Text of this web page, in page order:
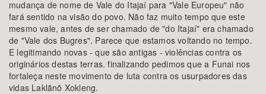
mudança de nome de Vale do Itajaí para "Vale Europeu" não
fará sentido na visão do povo. Não faz muito tempo que este
mesmo vale, antes de ser chamado de "do Itajaí" era chamado
de "Vale dos Bugres". Parece que estamos voltando no tempo.
E legitimando novas - que são antigas - violências contra os
originários destas terras. finalizando pedimos que a Funai nos
fortaleça neste movimento de luta contra os usurpadores das
vidas Laklãnõ Xokleng.